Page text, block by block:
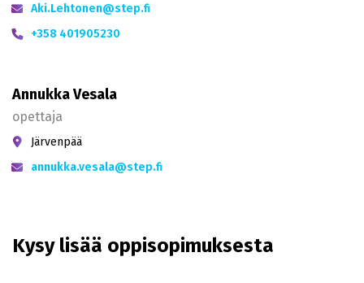
Aki.Lehtonen@step.fi
+358 401905230
Annukka Vesala
opettaja
Järvenpää
annukka.vesala@step.fi
Kysy lisää oppisopimuksesta